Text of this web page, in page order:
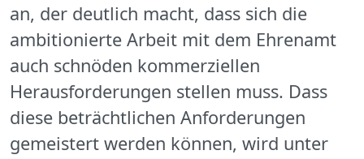
an, der deutlich macht, dass sich die
ambitionierte Arbeit mit dem Ehrenamt
auch schnöden kommerziellen
Herausforderungen stellen muss. Dass
diese beträchtlichen Anforderungen
gemeistert werden können, wird unter